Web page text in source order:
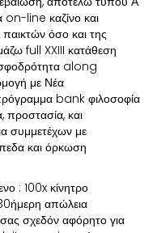
line καζίνο και
όσο και της
full XXIII κατάθεση
along
με Νέα
bank φιλοσοφία
προστασία, και
συμμετέχων με
και όρκωση
: 100x κίνητρο
απώλεια
σχεδόν αφόρητο για